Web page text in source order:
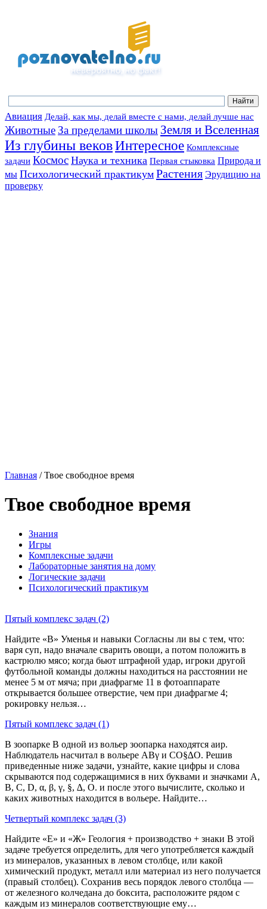
Авиация Делай, как мы, делай вместе с нами, делай лучше нас
Животные За пределами школы Земля и Вселенная
Из глубины вековИнтересное Комплексные
задачи Космос Наука и техника Первая стыковка Природа и
мы Психологический практикум Растения Эрудицию на
проверку
Главная /Твое свободное время
Твое свободное время
Знания
Игры
Комплексные задачи
Лабораторные занятия на дому
Логические задачи
Психологический практикум
Пятый комплекс задач (2)
Найдите «В» Уменья и навыки Согласны ли вы с тем, что:
варя суп, надо вначале сварить овощи, а потом положить в
кастрюлю мясо; когда бьют штрафной удар, игроки другой
футбольной команды должны находиться на расстоянии не
менее 5 м от мяча; при диафрагме 11 в фотоаппарате
открывается большее отверстие, чем при диафрагме 4;
рокировку нельзя…
Пятый комплекс задач (1)
В зоопарке В одной из вольер зоопарка находятся аир.
Наблюдатель насчитал в вольере АВγ и СО§∆О. Решив
приведенные ниже задачи, узнайте, какие цифры и слова
скрываются под содержащимися в них буквами и значками А,
В, С, D, α, β, γ, §, ∆, О. и после этого вычислите, сколько и
каких животных находится в вольере. Найдите…
Четвертый комплекс задач (3)
Найдите «Е» и «Ж» Геология + производство + знаки В этой
задаче требуется определить, для чего употребляется каждый
из минералов, указанных в левом столбце, или какой
химический продукт, металл или материал из него получается
(правый столбец). Сохранив весь порядок левого столбца —
от железного колчедана до боксита, расположите рядом с
каждым из минералов соответствующие ему…